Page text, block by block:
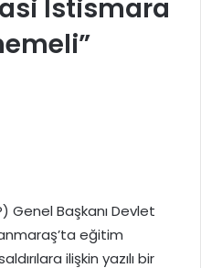
İstismara
Genel Başkanı Devlet
eğitim
ilişkin yazılı bir